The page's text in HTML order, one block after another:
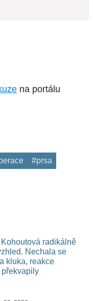
na portálu
#prsa
radikálně
Nechala se
kluka, reakce